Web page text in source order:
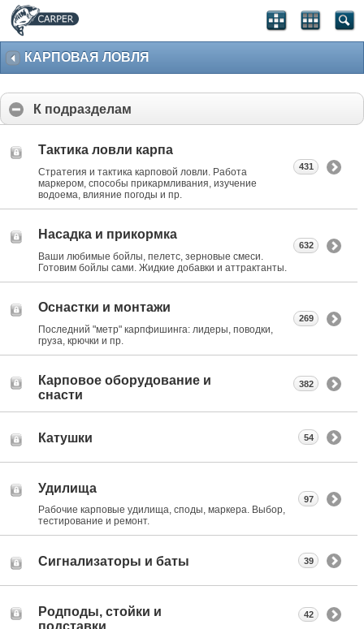
КАРПОВАЯ ЛОВЛЯ
К подразделам
Тактика ловли карпа
Стратегия и тактика карповой ловли. Работа
маркером, способы прикармливания, изучение
водоема, влияние погоды и пр.
431
Насадка и прикормка
Ваши любимые бойлы, пелетс, зерновые смеси.
Готовим бойлы сами. Жидкие добавки и аттрактанты.
632
Оснастки и монтажи
Последний "метр" карпфишинга: лидеры, поводки,
груза, крючки и пр.
269
Карповое оборудование и
снасти
382
Катушки 54
Удилища
Рабочие карповые удилища, споды, маркера. Выбор,
тестирование и ремонт.
97
Сигнализаторы и баты 39
Родподы, стойки и
подставки
42